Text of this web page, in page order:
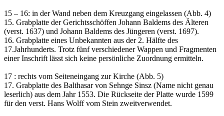
15 – 16: in der Wand neben dem Kreuzgang eingelassen (Abb. 4)
15. Grabplatte der Gerichtsschöffen Johann Baldems des Älteren
(verst. 1637) und Johann Baldems des Jüngeren (verst. 1697).
16. Grabplatte eines Unbekannten aus der 2. Hälfte des
17.Jahrhunderts. Trotz fünf verschiedener Wappen und Fragmenten
einer Inschrift lässt sich keine persönliche Zuordnung ermitteln.
17 : rechts vom Seiteneingang zur Kirche (Abb. 5)
17. Grabplatte des Balthasar von Sehnge Sinsz (Name nicht genau
leserlich) aus dem Jahr 1553. Die Rückseite der Platte wurde 1599
für den verst. Hans Wolff vom Stein zweitverwendet.